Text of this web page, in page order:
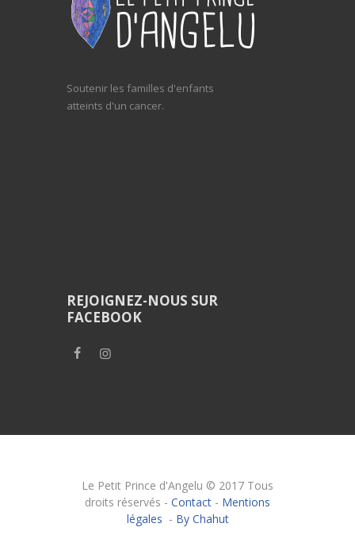
Soutenir les familles d'enfants
atteints d'un cancer.
REJOIGNEZ-NOUS SUR
FACEBOOK
Le Petit Prince d'Angelu © 2017 Tous
droits réservés - Contact - Mentions
légales - By Chahut